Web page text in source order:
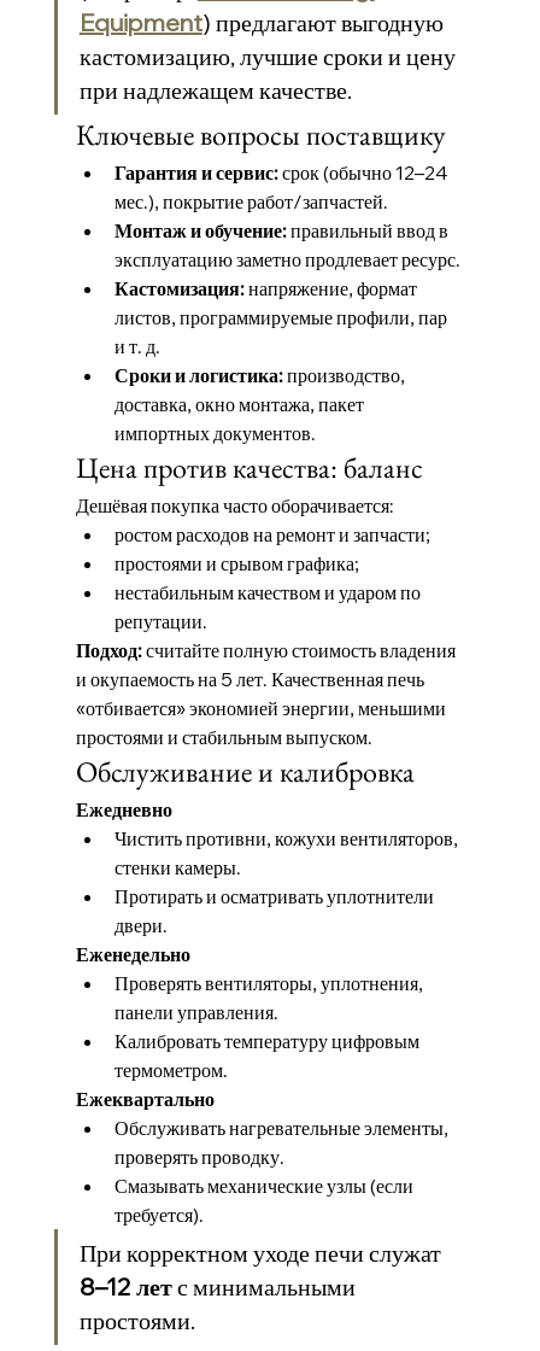
Equipment) предлагают выгодную
кастомизацию, лучшие сроки и цену
при надлежащем качестве.
Ключевые вопросы поставщику
Гарантия и сервис: срок (обычно 12–24
мес.), покрытие работ/запчастей.
Монтаж и обучение: правильный ввод в
эксплуатацию заметно продлевает ресурс.
Кастомизация: напряжение, формат
листов, программируемые профили, пар
и т. д.
Сроки и логистика: производство,
доставка, окно монтажа, пакет
импортных документов.
Цена против качества: баланс
Дешёвая покупка часто оборачивается:
ростом расходов на ремонт и запчасти;
простоями и срывом графика;
нестабильным качеством и ударом по
репутации.
Подход: считайте полную стоимость владения
и окупаемость на 5 лет. Качественная печь
«отбивается» экономией энергии, меньшими
простоями и стабильным выпуском.
Обслуживание и калибровка
Ежедневно
Чистить противни, кожухи вентиляторов,
стенки камеры.
Протирать и осматривать уплотнители
двери.
Еженедельно
Проверять вентиляторы, уплотнения,
панели управления.
Калибровать температуру цифровым
термометром.
Ежеквартально
Обслуживать нагревательные элементы,
проверять проводку.
Смазывать механические узлы (если
требуется).
При корректном уходе печи служат
8–12 лет с минимальными
простоями.